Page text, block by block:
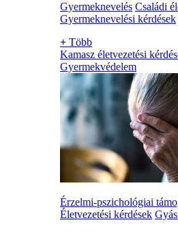
Gyermeknevelés Családi
Gyermeknevelési kérdések
+ Több
Kamasz életvezetési
Gyermekvédelem
Érzelmi-pszichológiai
Életvezetési kérdések